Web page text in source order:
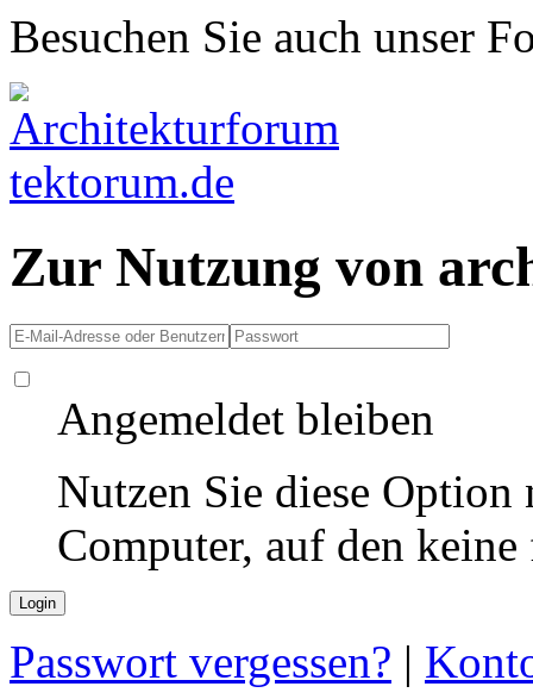
Besuchen Sie auch unser
Zur Nutzung von
Angemeldet bleiben
Nutzen Sie diese
Computer, auf den
Passwort vergessen? |